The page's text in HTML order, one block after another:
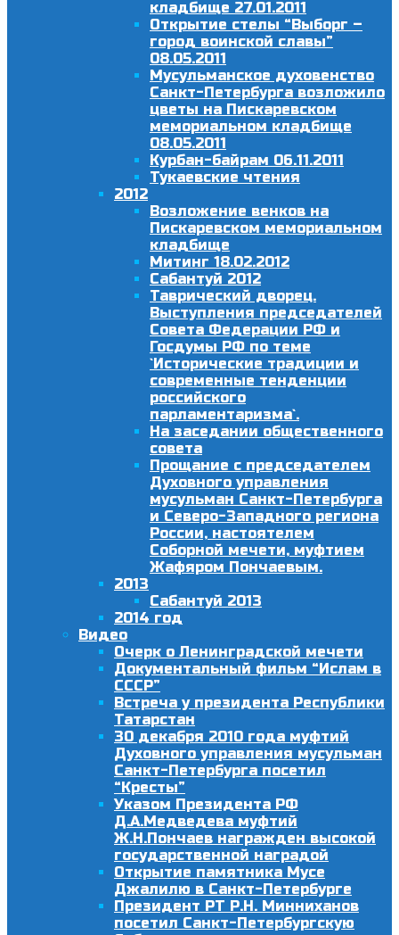
кладбище 27.01.2011
Открытие стелы “Выборг –
город воинской славы”
08.05.2011
Мусульманское духовенство
Санкт-Петербурга возложило
цветы на Пискаревском
мемориальном кладбище
08.05.2011
Курбан-байрам 06.11.2011
Тукаевские чтения
2012
Возложение венков на
Пискаревском мемориальном
кладбище
Митинг 18.02.2012
Сабантуй 2012
Таврический дворец.
Выступления председателей
Совета Федерации РФ и
Госдумы РФ по теме
`Исторические традиции и
современные тенденции
российского
парламентаризма`.
На заседании общественного
совета
Прощание с председателем
Духовного управления
мусульман Санкт-Петербурга
и Северо-Западного региона
России, настоятелем
Соборной мечети, муфтием
Жафяром Пончаевым.
2013
Сабантуй 2013
2014 год
Видео
Очерк о Ленинградской мечети
Документальный фильм “Ислам в
СССР”
Встреча у президента Республики
Татарстан
30 декабря 2010 года муфтий
Духовного управления мусульман
Санкт-Петербурга посетил
“Кресты”
Указом Президента РФ
Д.А.Медведева муфтий
Ж.Н.Пончаев награжден высокой
государственной наградой
Открытие памятника Мусе
Джалилю в Санкт-Петербурге
Президент РТ Р.Н. Минниханов
посетил Санкт-Петербургскую